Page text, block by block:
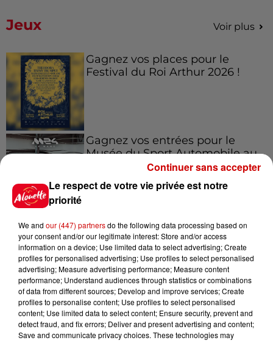
Jeux Voir plus
Gagnez vos places pour le
Festival du Roi Arthur 2026 !
Gagnez vos entrées pour le
Musée du Sport Automobile au
Alouette vous invite à
Futuroscope Xperiences !
Le Duel - Gagnez votre balade
en jet ski !
Le respect de votre vie privée est notre
priorité
We and our (447) partnersdo the following data processing based on
your consent and/or our legitimate interest: Store and/or access
information on a device; Use limited data to select advertising; Create
profiles for personalised advertising; Use profiles to select personalised
advertising; Measure advertising performance; Measure content
performance; Understand audiences through statistics or combinations
of data from different sources; Develop and improve services; Create
profiles to personalise content; Use profiles to select personalised
content; Use limited data to select content; Ensure security, prevent and
detect fraud, and fix errors; Deliver and present advertising and content;
Save and communicate privacy choices. These technologies may
Continuer sans accepter